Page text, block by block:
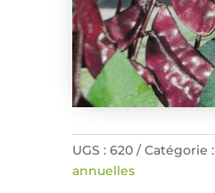
UGS : 620 Catégorie :
annuelles